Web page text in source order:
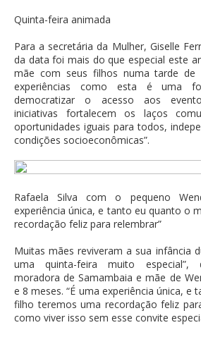
Quinta-feira animada
Para a secretária da Mulher, Giselle
da data foi mais do que especial este
mãe com seus filhos numa tarde de
experiências como esta é uma
democratizar o acesso aos
iniciativas fortalecem os laços
oportunidades iguais para todos,
condições socioeconômicas”.
Rafaela Silva com o pequeno
experiência única, e tanto eu quanto o
recordação feliz para relembrar”
Muitas mães reviveram a sua infância
uma quinta-feira muito especial”,
moradora de Samambaia e mãe de
e 8 meses. “É uma experiência única, e
filho teremos uma recordação feliz
como viver isso sem esse convite